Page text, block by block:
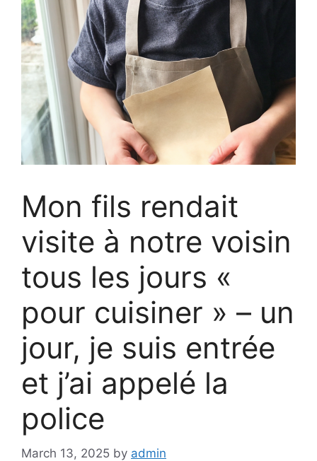
Mon fils rendait
visite à notre voisin
tous les jours «
pour cuisiner » – un
jour, je suis entrée
et j’ai appelé la
police
March 13, 2025 by admin